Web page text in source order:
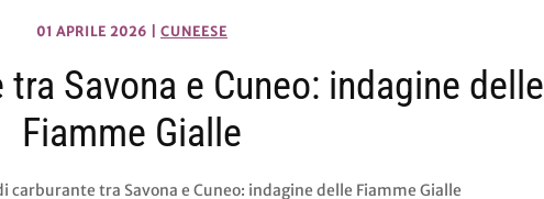
01 APRILE 2026 CUNEESE
Savona e Cuneo: indagine delle
Fiamme Gialle
carburante tra Savona e Cuneo: indagine delle Fiamme Gialle